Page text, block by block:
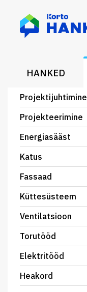
HANKED
Projektijuhtimine
Projekteerimine
Energiasääst
Katus
Fassaad
Küttesüsteem
Ventilatsioon
Torutööd
Elektritööd
Heakord